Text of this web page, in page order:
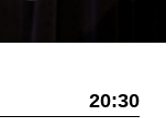
20:30